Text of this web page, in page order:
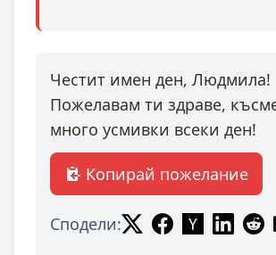
Честит имен ден, Людмила!
Пожелавам ти здраве,
много усмивки всеки ден!
Копирай пожелание
Сподели: